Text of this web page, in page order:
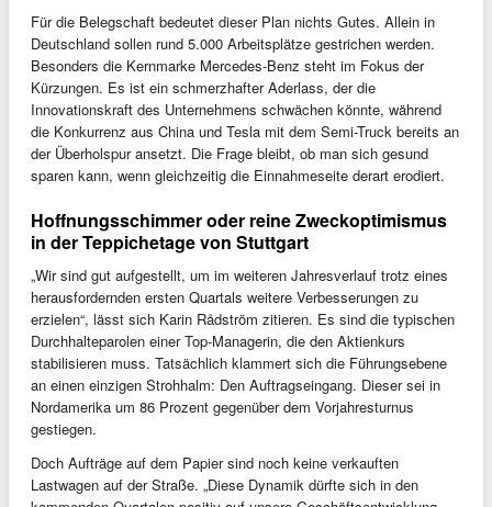
Für die Belegschaft bedeutet dieser Plan nichts Gutes. Allein in
Deutschland sollen rund 5.000 Arbeitsplätze gestrichen werden.
Besonders die Kernmarke Mercedes-Benz steht im Fokus der
Kürzungen. Es ist ein schmerzhafter Aderlass, der die
Innovationskraft des Unternehmens schwächen könnte, während
die Konkurrenz aus China und Tesla mit dem Semi-Truck bereits an
der Überholspur ansetzt. Die Frage bleibt, ob man sich gesund
sparen kann, wenn gleichzeitig die Einnahmeseite derart erodiert.
Hoffnungsschimmer oder reine Zweckoptimismus
in der Teppichetage von Stuttgart
„Wir sind gut aufgestellt, um im weiteren Jahresverlauf trotz eines
herausfordernden ersten Quartals weitere Verbesserungen zu
erzielen“, lässt sich Karin Rådström zitieren. Es sind die typischen
Durchhalteparolen einer Top-Managerin, die den Aktienkurs
stabilisieren muss. Tatsächlich klammert sich die Führungsebene
an einen einzigen Strohhalm: Den Auftragseingang. Dieser sei in
Nordamerika um 86 Prozent gegenüber dem Vorjahresturnus
gestiegen.
Doch Aufträge auf dem Papier sind noch keine verkauften
Lastwagen auf der Straße. „Diese Dynamik dürfte sich in den